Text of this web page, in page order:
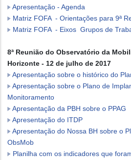
Apresentação - Agenda
Matriz FOFA - Orientações para 9ª
Matriz FOFA - Eixos Grupos de
8ª Reunião do Observatório da
Horizonte - 12 de julho de 2017
Apresentação sobre o histórico do
Apresentação sobre o Plano de
Monitoramento
Apresentação da PBH sobre o PPAG
Apresentação do ITDP
Apresentação do Nossa BH sobre o
ObsMob
Planilha com os indicadores que